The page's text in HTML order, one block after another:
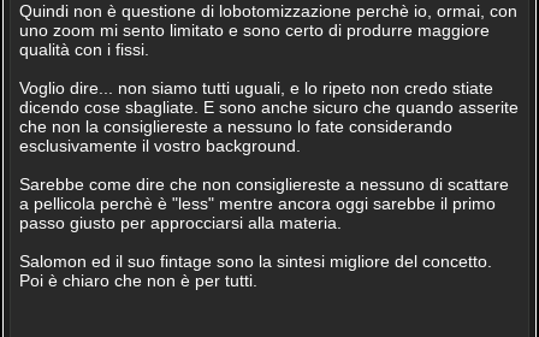
Quindi non è questione di lobotomizzazione perchè io, ormai, con
uno zoom mi sento limitato e sono certo di produrre maggiore
qualità con i fissi.
Voglio dire... non siamo tutti uguali, e lo ripeto non credo stiate
dicendo cose sbagliate. E sono anche sicuro che quando asserite
che non la consigliereste a nessuno lo fate considerando
esclusivamente il vostro background.
Sarebbe come dire che non consigliereste a nessuno di scattare
a pellicola perchè è "less" mentre ancora oggi sarebbe il primo
passo giusto per approcciarsi alla materia.
Salomon ed il suo fintage sono la sintesi migliore del concetto.
Poi è chiaro che non è per tutti.